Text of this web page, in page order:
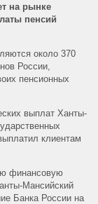
на рынке
пенсий
около 370
России,
пенсионных
выплат Ханты-
клиентам
финансовую
Мансийский
Банка России на